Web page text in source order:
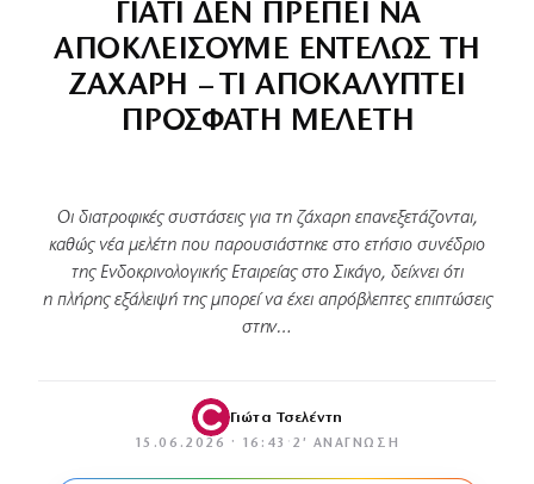
ΓΙΑΤΙ ΔΕΝ ΠΡΕΠΕΙ ΝΑ
ΑΠΟΚΛΕΙΣΟΥΜΕ ΕΝΤΕΛΩΣ ΤΗ
ΖΑΧΑΡΗ – ΤΙ ΑΠΟΚΑΛΥΠΤΕΙ
ΠΡΟΣΦΑΤΗ ΜΕΛΕΤΗ
Οι διατροφικές συστάσεις για τη ζάχαρη επανεξετάζονται,
καθώς νέα μελέτη που παρουσιάστηκε στο ετήσιο συνέδριο
της Ενδοκρινολογικής Εταιρείας στο Σικάγο, δείχνει ότι
η πλήρης εξάλειψή της μπορεί να έχει απρόβλεπτες επιπτώσεις
στην…
Γιώτα Τσελέντη
15.06.2026 · 16:43 · 2′ ΑΝΆΓΝΩΣΗ